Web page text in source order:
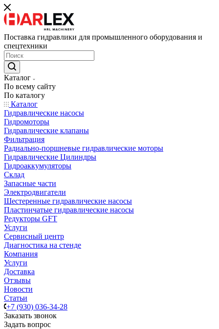
Поставка гидравлики для промышленного оборудования и
спецтехники
Каталог
По всему сайту
По каталогу
Каталог
Гидравлические насосы
Гидромоторы
Гидравлические клапаны
Фильтрация
Радиально-поршневые гидравлические моторы
Гидравлические Цилиндры
Гидроаккумуляторы
Склад
Запасные части
Электродвигатели
Шестеренные гидравлические насосы
Пластинчатые гидравлические насосы
Редукторы GFT
Услуги
Сервисный центр
Диагностика на стенде
Компания
Услуги
Доставка
Отзывы
Новости
Статьи
+7 (930) 036-34-28
Заказать звонок
Задать вопрос